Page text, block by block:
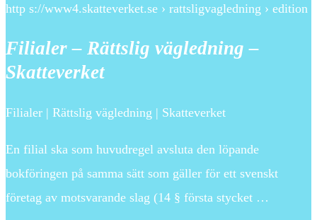
http s://www4.skatteverket.se › rattsligvagledning › edition
Filialer – Rättslig vägledning –
Skatteverket
Filialer | Rättslig vägledning | Skatteverket
En filial ska som huvudregel avsluta den löpande
bokföringen på samma sätt som gäller för ett svenskt
företag av motsvarande slag (14 § första stycket …